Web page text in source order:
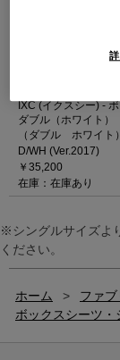
IXC (イクスシー) -
ダブル（ホワイト）
（ダブル ホワイト）
D/WH (Ver.2017)
￥35,200
在庫：在庫あり
※シングルサイズよ
ください。
ホーム > ファブ
ボックスシーツ・